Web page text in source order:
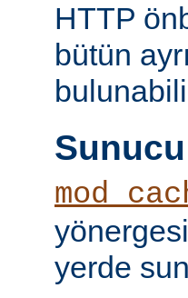
HTTP
bütün
yerde